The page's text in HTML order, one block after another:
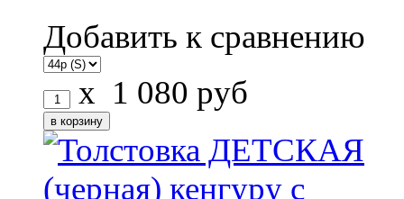
Добавить к сравнению
x 1 080 руб